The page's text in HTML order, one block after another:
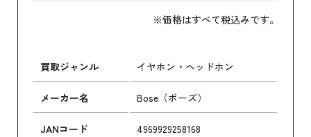
※価格はすべて税込みです。
買取ジャンル イヤホン・ヘッドホン
メーカー名 Bose（ボーズ）
JANコード 4969929258168